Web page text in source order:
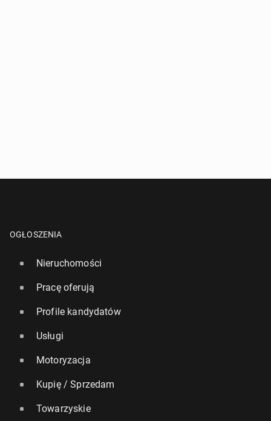
OGŁOSZENIA
Nieruchomości
Pracę oferują
Profile kandydatów
Usługi
Motoryzacja
Kupię / Sprzedam
Towarzyskie